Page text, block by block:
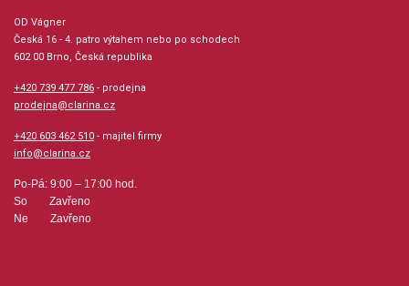
OD Vágner
Česká 16 - 4. patro výtahem nebo po schodech
602 00 Brno, Česká republika
+420 739 477 786 - prodejna
prodejna@clarina.cz
+420 603 462 510 - majitel firmy
info@clarina.cz
Po-Pá: 9:00 – 17:00 hod.
So Zavřeno
Ne Zavřeno